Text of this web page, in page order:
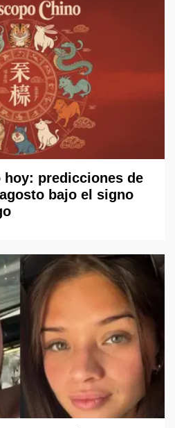
hoy: predicciones de
bajo el signo